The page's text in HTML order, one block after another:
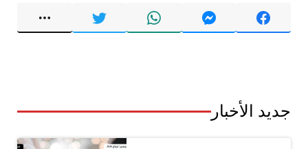
جديد الأخبار